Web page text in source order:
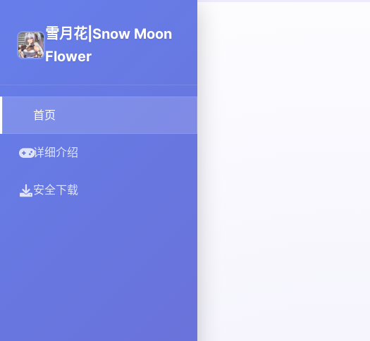
雪月花|Snow Moon
Flower
首页
详细介绍
安全下载